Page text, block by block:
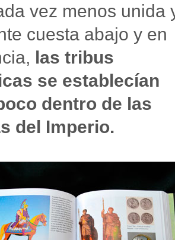
vez menos unida
cuesta abajo y en
las tribus
se establecían
dentro de las
del Imperio.